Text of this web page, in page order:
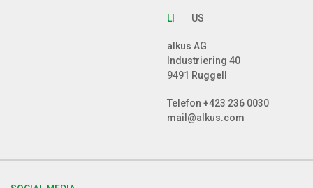
LI US
alkus AG
Industriering 40
9491 Ruggell
Telefon +423 236 0030
mail@alkus.com